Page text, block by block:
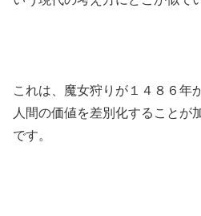
これは、魔女狩りが１４８６年
人間の価値を差別化することが
です。